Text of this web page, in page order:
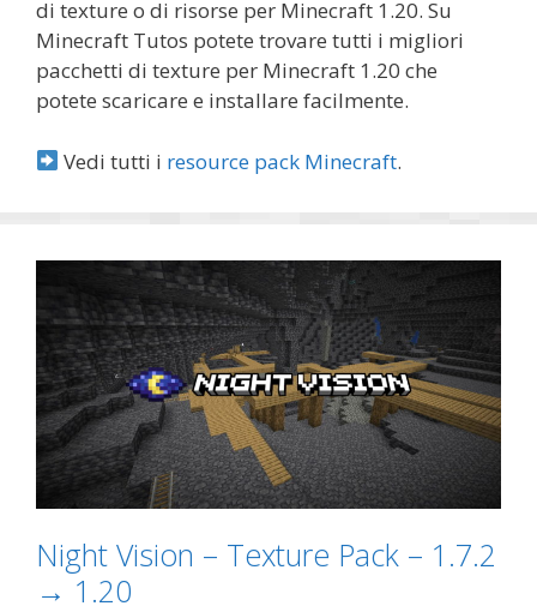
di texture o di risorse per Minecraft 1.20. Su
Minecraft Tutos potete trovare tutti i migliori
pacchetti di texture per Minecraft 1.20 che
potete scaricare e installare facilmente.
Vedi tutti i resource pack Minecraft.
Night Vision – Texture Pack – 1.7.2
→ 1.20